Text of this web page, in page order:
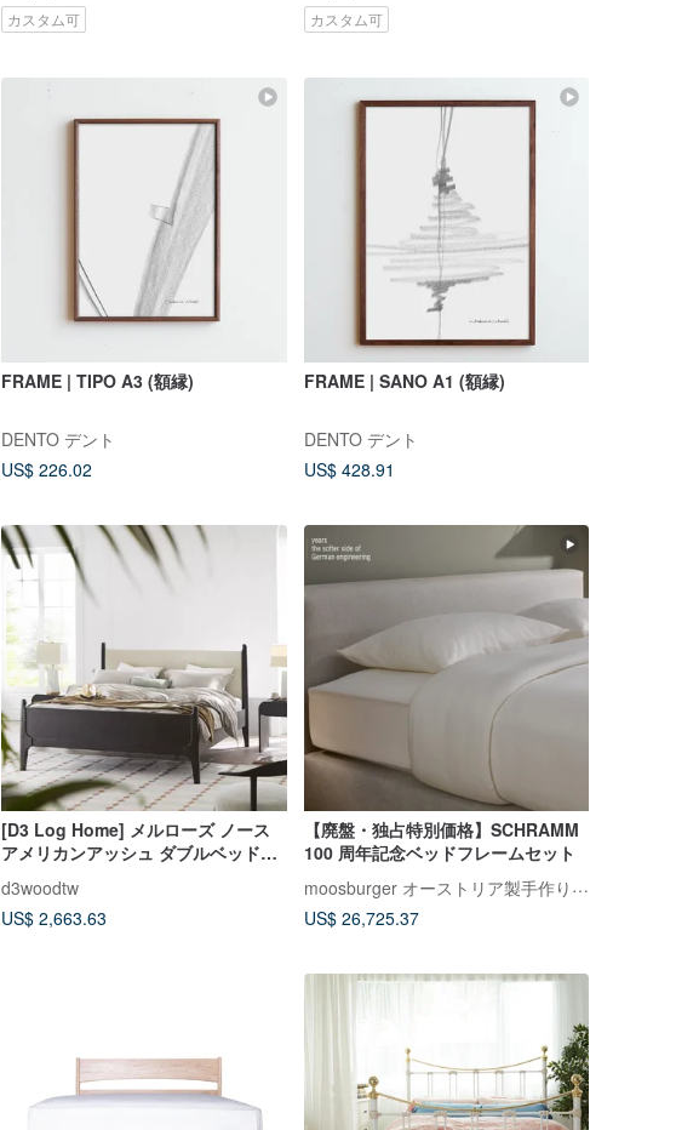
カスタム可 カスタム可
FRAME | TIPO A3 (額縁)
DENTO デント
US$ 226.02
FRAME | SANO A1 (額縁)
DENTO デント
US$ 428.91
[D3 Log Home] メルローズ ノース
アメリカンアッシュ ダブルベッドフ
d3woodtw
US$ 2,663.63
【廃盤・独占特別価格】SCHRAMM
100 周年記念ベッドフレームセット
moosburger オーストリア製手作り馬毛枕 台湾総代理（ SCHRAMM ）
US$ 26,725.37